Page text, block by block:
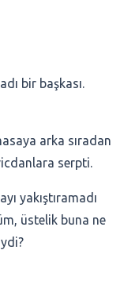
bir başkası.
arka sıradan
serpti.
yakıştıramadı
üstelik buna ne